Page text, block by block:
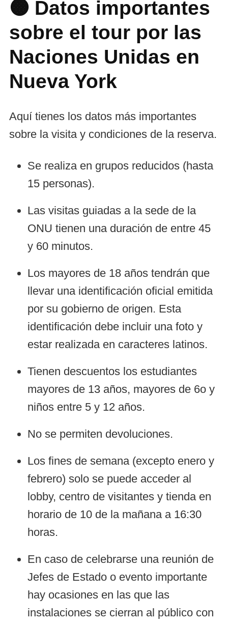
🟠 Datos importantes
sobre el tour por las
Naciones Unidas en
Nueva York
Aquí tienes los datos más importantes
sobre la visita y condiciones de la reserva.
Se realiza en grupos reducidos (hasta
15 personas).
Las visitas guiadas a la sede de la
ONU tienen una duración de entre 45
y 60 minutos.
Los mayores de 18 años tendrán que
llevar una identificación oficial emitida
por su gobierno de origen. Esta
identificación debe incluir una foto y
estar realizada en caracteres latinos.
Tienen descuentos los estudiantes
mayores de 13 años, mayores de 6o y
niños entre 5 y 12 años.
No se permiten devoluciones.
Los fines de semana (excepto enero y
febrero) solo se puede acceder al
lobby, centro de visitantes y tienda en
horario de 10 de la mañana a 16:30
horas.
En caso de celebrarse una reunión de
Jefes de Estado o evento importante
hay ocasiones en las que las
instalaciones se cierran al público con